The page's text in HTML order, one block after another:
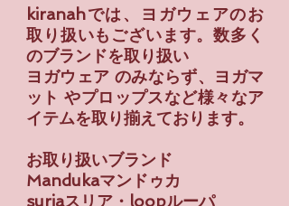
kiranahでは、ヨガウェアのお
取り扱いもございます。数多く
のブランドを取り扱い
​ヨガウェア のみならず、ヨガマ
ット やプロップスなど様々なア
イテムを取り揃えております。
お取り扱いブランド
Mandukaマンドゥカ
suriaスリア・loopルーパ